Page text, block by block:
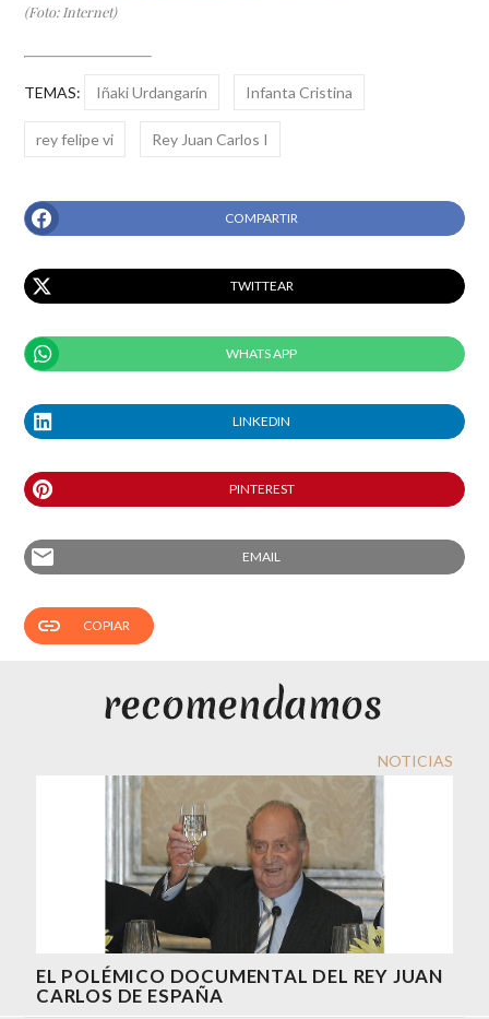
(Foto: Internet)
TEMAS: Iñaki Urdangarín Infanta Cristina
rey felipe vi Rey Juan Carlos I
COMPARTIR
TWITTEAR
WHATS APP
LINKEDIN
PINTEREST
email EMAIL
link COPIAR
NOTICIAS
EL POLÉMICO DOCUMENTAL DEL REY JUAN
CARLOS DE ESPAÑA